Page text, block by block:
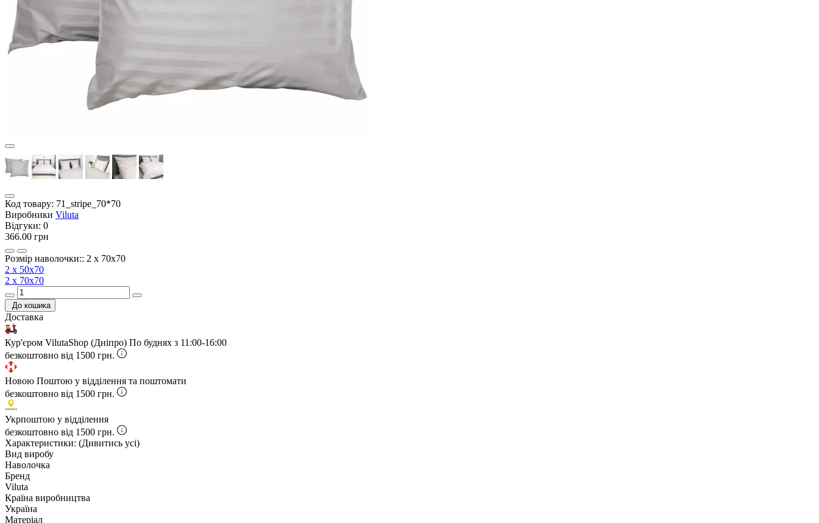
Код товару: 71_stripe_70*70
Виробники Viluta
Відгуки: 0
366.00 грн
Розмір наволочки:: 2 х 70х70
2 х 50х70
2 х 70х70
До кошика
Доставка
Кур'єром VilutaShop (Дніпро) По буднях з 11:00-16:00
безкоштовно від 1500 грн.
Новою Поштою у відділення та поштомати
безкоштовно від 1500 грн.
Укрпоштою у відділення
безкоштовно від 1500 грн.
Характеристики: (Дивитись усі)
Вид виробу
Наволочка
Бренд
Viluta
Країна виробництва
Україна
Матеріал